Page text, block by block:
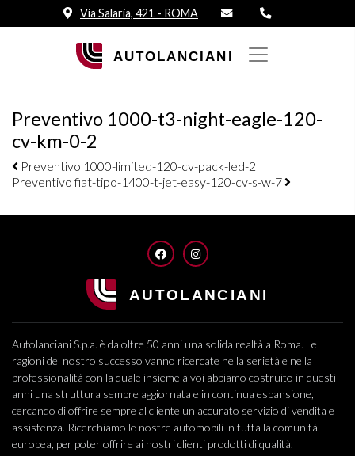
Via Salaria, 421 - ROMA
Preventivo 1000-t3-night-eagle-120-
cv-km-0-2
Navigazione elementi
Preventivo 1000-limited-120-cv-pack-led-2
Preventivo fiat-tipo-1400-t-jet-easy-120-cv-s-w-7
FACEBOOKINSTAGRAM
Autolanciani S.p.a. è da oltre 50 anni una solida realtà a Roma. Le
ragioni del nostro successo vanno ricercate nella serietà e nella
professionalità con la quale insieme a voi abbiamo costruito in questi
anni una struttura sempre aggiornata e in continua espansione,
cercando di offrire sempre al cliente un accurato servizio di vendita e
assistenza. Ricerchiamo le nostre automobili in tutta la comunità
europea, per poter offrire ai nostri clienti prodotti di qualità.